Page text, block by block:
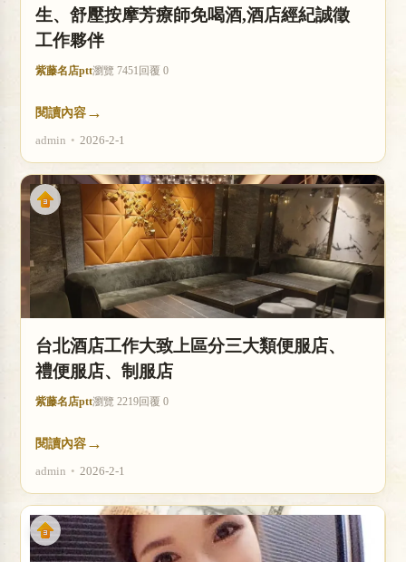
生、舒壓按摩芳療師免喝酒,酒店經紀誠徵
工作夥伴
紫藤名店ptt瀏覽 7451 回覆 0
閱讀內容 →
admin • 2026-2-1
台北酒店工作大致上區分三大類便服店、
禮便服店、制服店
紫藤名店ptt瀏覽 2219回覆 0
閱讀內容 →
admin • 2026-2-1